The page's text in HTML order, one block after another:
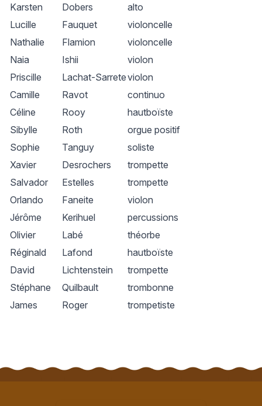
Karsten
Dobers
alto
Lucille
Fauquet
violoncelle
Nathalie
Flamion
violoncelle
Naia
Ishii
violon
Priscille
Lachat-Sarreteviolon
Camille
Ravot
continuo
Céline
Rooy
hautboïste
Sibylle
Roth
orgue positif
Sophie
Tanguy
soliste
Xavier
Desrochers
trompette
Salvador
Estelles
trompette
Orlando
Faneite
violon
Jérôme
Kerihuel
percussions
Olivier
Labé
théorbe
Réginald
Lafond
hautboïste
David
Lichtenstein
trompette
Stéphane
Quilbault
trombonne
James
Roger trompetiste